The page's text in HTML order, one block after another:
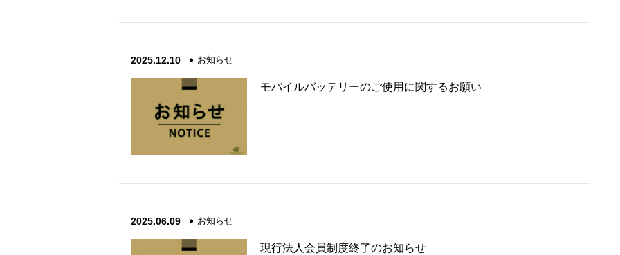
2025.12.10 お知らせ
モバイルバッテリーのご使用に関するお願い
2025.06.09 お知らせ
現行法人会員制度終了のお知らせ